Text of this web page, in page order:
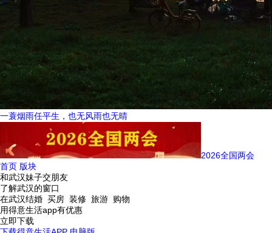
一蓑烟雨任平生，也无风雨也无晴
2026全国两会
首页 版块
和武汉妹子交朋友
了解武汉的窗口
在武汉结婚 买房 装修 旅游 购物
用得意生活app有优惠
立即下载